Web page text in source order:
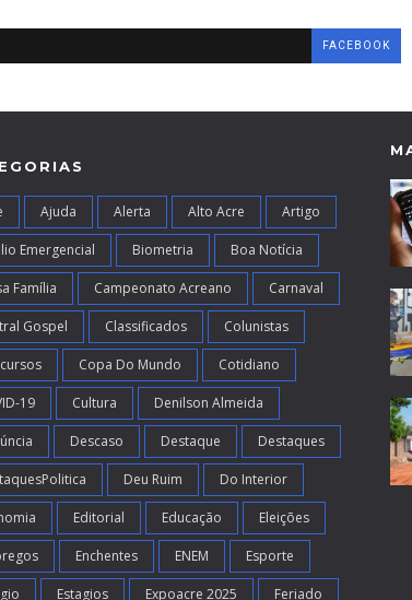
FACEBOOK
Ajuda Alerta Alto Acre Artigo
Emergencial Biometria Boa Notícia
Família Campeonato Acreano Carnaval
Gospel Classificados Colunistas
Copa Do Mundo Cotidiano
19 Cultura Denilson Almeida
Descaso Destaque Destaques
Deu Ruim Do Interior
Editorial Educação Eleições
Enchentes ENEM Esporte
Estagios Expoacre 2025 Feriado